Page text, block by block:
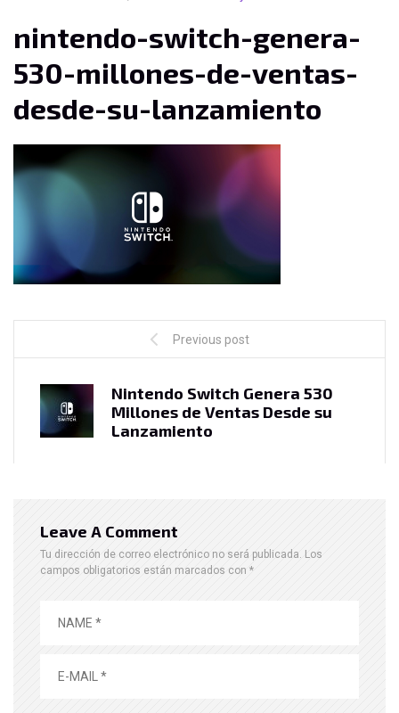
nintendo-switch-genera-
530-millones-de-ventas-
desde-su-lanzamiento
Previous post
Nintendo Switch Genera 530
Millones de Ventas Desde su
Lanzamiento
Leave A Comment
Tu dirección de correo electrónico no será publicada. Los
campos obligatorios están marcados con *